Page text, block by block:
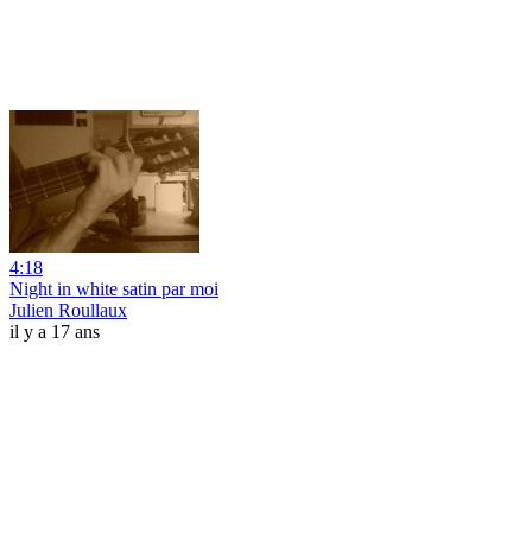
4:18
Night in white satin par moi
Julien Roullaux
il y a 17 ans